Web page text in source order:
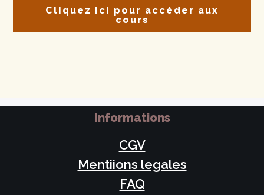
Cliquez ici pour accéder aux
cours
Informations
CGV
Mentiions legales
FAQ